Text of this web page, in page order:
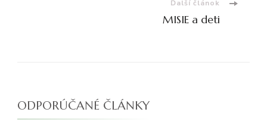
Ďalší článok
MISIE a deti
ODPORÚČANÉ ČLÁNKY